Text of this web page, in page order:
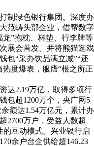
绿色银行集团。深度办
范畴头部企业，借帮数字
”抱枕、杯垫、行李牌等
展会首发。并将熊猫逛戏
包“采办饮品满立减”“还
度爆表，服膺“根之所正
2.19万亿，取得多项行
包超1200万个，央广网5
额达1.54万亿元，累计办
2700万户，受益人数超
的互动模式。兴业银行启
余户台企供给超146.23